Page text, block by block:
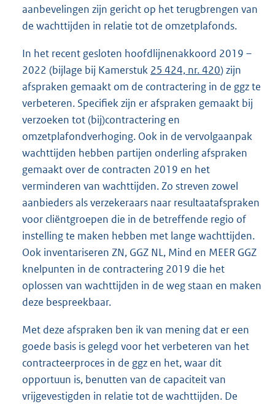
aanbevelingen zijn gericht op het terugbrengen van
de wachttijden in relatie tot de omzetplafonds.
In het recent gesloten hoofdlijnenakkoord 2019 –
2022 (bijlage bij Kamerstuk 25 424, nr. 420) zijn
afspraken gemaakt om de contractering in de ggz te
verbeteren. Specifiek zijn er afspraken gemaakt bij
verzoeken tot (bij)contractering en
omzetplafondverhoging. Ook in de vervolgaanpak
wachttijden hebben partijen onderling afspraken
gemaakt over de contracten 2019 en het
verminderen van wachttijden. Zo streven zowel
aanbieders als verzekeraars naar resultaatafspraken
voor cliëntgroepen die in de betreffende regio of
instelling te maken hebben met lange wachttijden.
Ook inventariseren ZN, GGZ NL, Mind en MEER GGZ
knelpunten in de contractering 2019 die het
oplossen van wachttijden in de weg staan en maken
deze bespreekbaar.
Met deze afspraken ben ik van mening dat er een
goede basis is gelegd voor het verbeteren van het
contracteerproces in de ggz en het, waar dit
opportuun is, benutten van de capaciteit van
vrijgevestigden in relatie tot de wachttijden. De